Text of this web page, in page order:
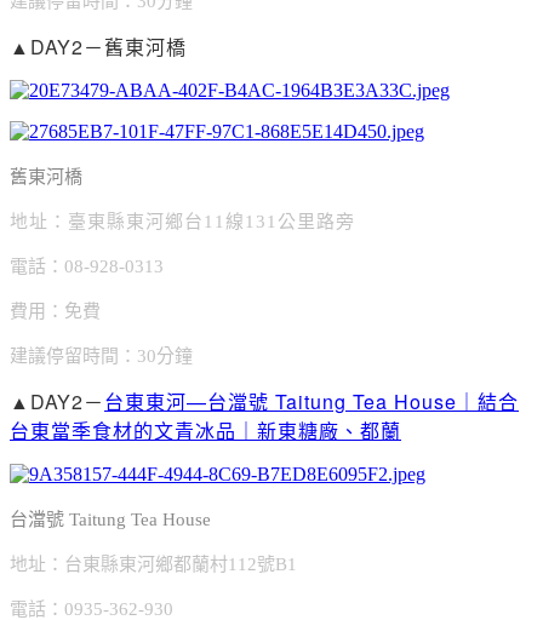
▲DAY2－舊東河橋
舊東河橋
地址：臺東縣東河鄉台11線131公里路旁
電話：08-928-0313
費用：免費
建議停留時間：30分鐘
▲DAY2－台東東河—台澢號 Taitung Tea House｜結合
台東當季食材的文青冰品｜新東糖廠、都蘭
台澢號 Taitung Tea House
地址：台東縣東河鄉都蘭村112號B1
電話：0935-362-930